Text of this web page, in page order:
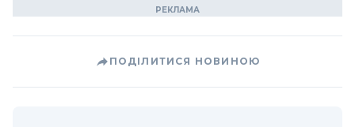
ПОДІЛИТИСЯ НОВИНОЮ